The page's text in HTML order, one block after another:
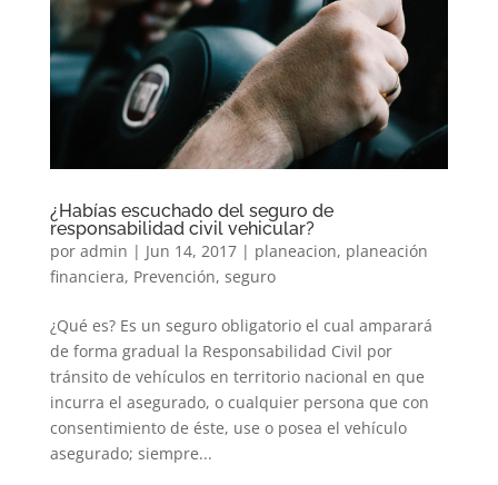
¿Habías escuchado del seguro de
responsabilidad civil vehicular?
por admin | Jun 14, 2017| planeacion, planeación
financiera, Prevención, seguro
¿Qué es? Es un seguro obligatorio el cual amparará
de forma gradual la Responsabilidad Civil por
tránsito de vehículos en territorio nacional en que
incurra el asegurado, o cualquier persona que con
consentimiento de éste, use o posea el vehículo
asegurado; siempre...